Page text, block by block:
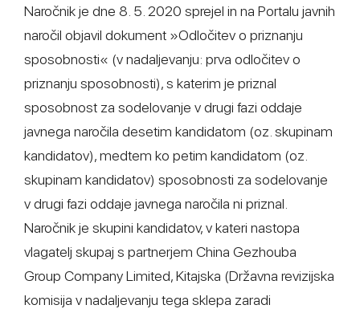
Naročnik je dne 8. 5. 2020 sprejel in na Portalu javnih
naročil objavil dokument »Odločitev o priznanju
sposobnosti« (v nadaljevanju: prva odločitev o
priznanju sposobnosti), s katerim je priznal
sposobnost za sodelovanje v drugi fazi oddaje
javnega naročila desetim kandidatom (oz. skupinam
kandidatov), medtem ko petim kandidatom (oz.
skupinam kandidatov) sposobnosti za sodelovanje
v drugi fazi oddaje javnega naročila ni priznal.
Naročnik je skupini kandidatov, v kateri nastopa
vlagatelj skupaj s partnerjem China Gezhouba
Group Company Limited, Kitajska (Državna revizijska
komisija v nadaljevanju tega sklepa zaradi